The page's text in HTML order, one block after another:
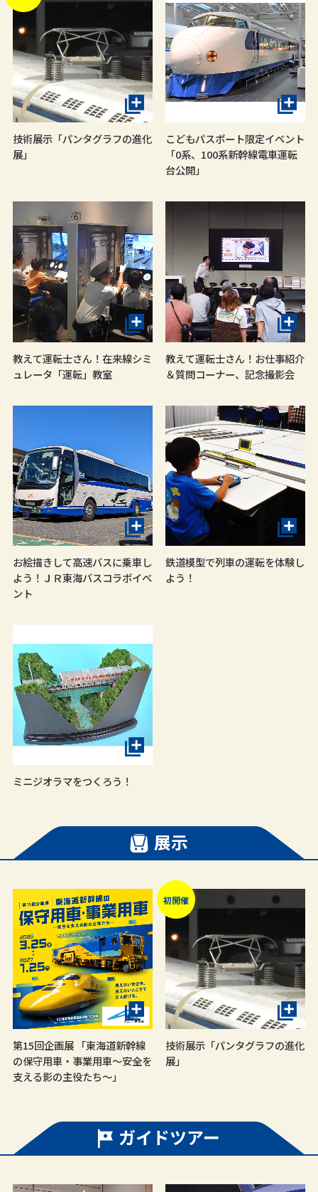
技術展示「パンタグラフの進化
展」
こどもパスポート限定イベント
「0系、100系新幹線電車運転
台公開」
教えて運転士さん！在来線シミ
ュレータ「運転」教室
教えて運転士さん！お仕事紹介
＆質問コーナー、記念撮影会
お絵描きして高速バスに乗車し
よう！ＪＲ東海バスコラボイベ
ント
鉄道模型で列車の運転を体験し
よう！
ミニジオラマをつくろう！
展示
第15回企画展 「東海道新幹線
の保守用車・事業用車～安全を
支える影の主役たち～」
初開催
技術展示「パンタグラフの進化
展」
ガイドツアー